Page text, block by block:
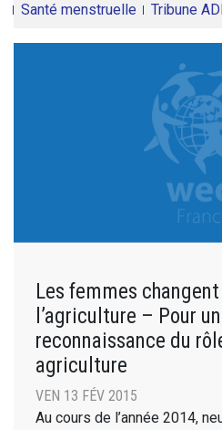
Santé menstruelle Tribune
Les femmes
l’agriculture – Pour
reconnaissance du
agriculture
VEN 13 FÉV 2015
Au cours de l’année 2014,